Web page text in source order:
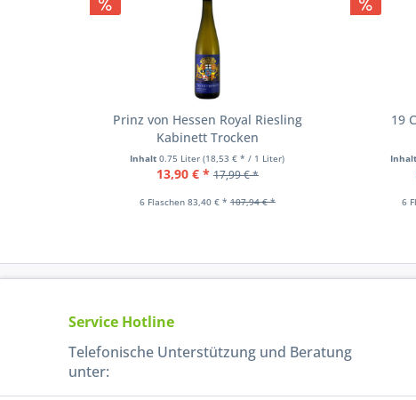
Prinz von Hessen Royal Riesling
Kabinett Trocken
Inhalt0.75 Liter(18,53 € * / 1 Liter)
13,90 € * 17,99 € *
6 Flaschen 83,40 € * 107,94 € *
19
Inhalt
6
Service Hotline
Telefonische Unterstützung und Beratung
unter: